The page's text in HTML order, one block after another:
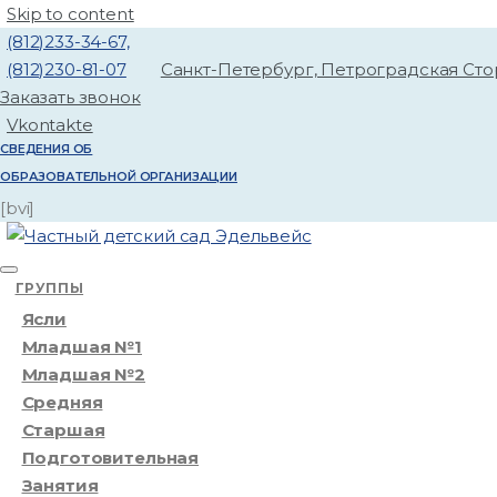
Skip to content
(812)233-34-67,
(812)230-81-07
Санкт-Петербург, Петроградская
Заказать звонок
Vkontakte
СВЕДЕНИЯ ОБ
ОБРАЗОВАТЕЛЬНОЙ ОРГАНИЗАЦИИ
[bvi]
ГРУППЫ
Ясли
Младшая №1
Младшая №2
Средняя
Старшая
Подготовительная
Занятия